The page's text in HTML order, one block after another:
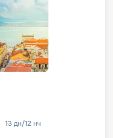
13 дн/12 нч